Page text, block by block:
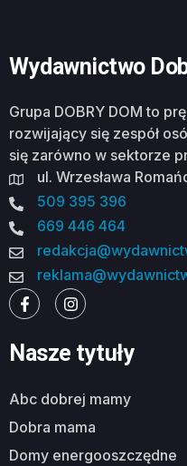
Wydawnictwo
Grupa DOBRY DOM to
rozwijający się zespół
się zarówno w sektorze
ul. Wrzesława
509 395 396
669 446 464
Nasze tytuły
abc dobrej mamy
dobra mama
domy energooszczędne